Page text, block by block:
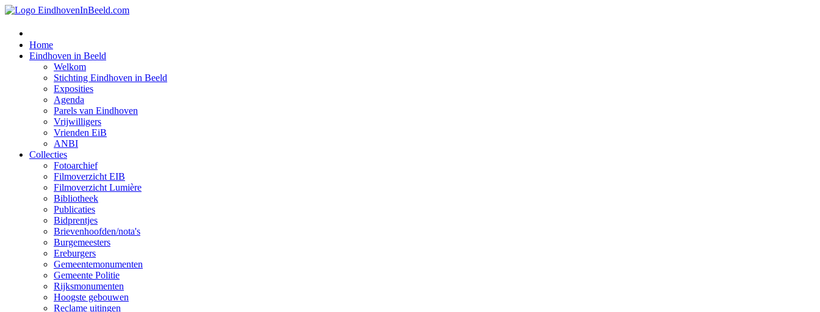
Home
Eindhoven in Beeld
Welkom
Stichting Eindhoven in Beeld
Exposities
Agenda
Parels van Eindhoven
Vrijwilligers
Vrienden EiB
ANBI
Collecties
Fotoarchief
Filmoverzicht EIB
Filmoverzicht Lumière
Bibliotheek
Publicaties
Bidprentjes
Brievenhoofden/nota's
Burgemeesters
Ereburgers
Gemeentemonumenten
Gemeente Politie
Rijksmonumenten
Hoogste gebouwen
Reclame uitingen